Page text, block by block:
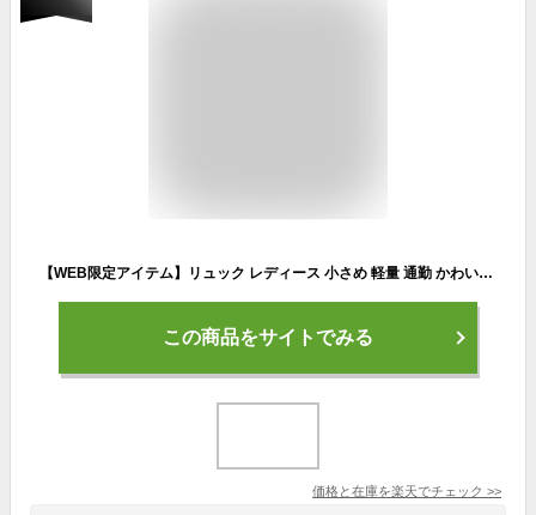
【WEB限定アイテム】リュック レディース 小さめ 軽量 通勤 かわいい 大人 おしゃれ きれいめ ミニリュック ナイロン ポケット 多い ビジネス コンパクト ミニ マザーズ カジュアル 通学 旅行 軽い ママ リュックサック 女性 女 20代 30代 40代 50代 60代 moz モズ
この商品をサイトでみる
価格と在庫を楽天でチェック >>